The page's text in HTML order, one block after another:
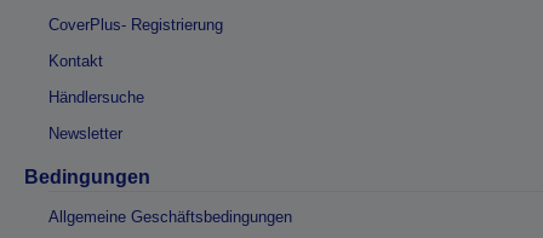
CoverPlus- Registrierung
Kontakt
Händlersuche
Newsletter
Bedingungen
Allgemeine Geschäftsbedingungen